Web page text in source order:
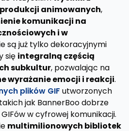
animowanych,
komunikacji na
i w
są już tylko dekoracyjnymi
się integralną częścią
subkultur, pozwalając na
wyrażanie emocji i reakcji.
plików GIF utworzonych
jak BannerBoo dobrze
w cyfrowej komunikacji.
multimilionowych bibliotek